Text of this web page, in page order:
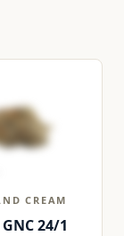
CREAM
24/1